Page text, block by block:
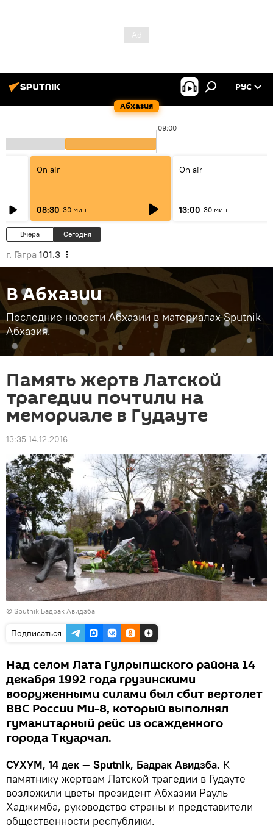
Абхазия
РУС
09:00
On air
08:30 30 мин
On air
13:00 30 мин
Вчера Сегодня
г. Гагра 101.3
В Абхазии
Последние новости Абхазии в материалах Sputnik
Абхазия.
Память жертв Латской
трагедии почтили на
мемориале в Гудауте
13:35 14.12.2016
© Sputnik Бадрак Авидзба
Подписаться
Над селом Лата Гулрыпшского района 14
декабря 1992 года грузинскими
вооруженными силами был сбит вертолет
ВВС России Ми-8, который выполнял
гуманитарный рейс из осажденного
города Ткуарчал.
СУХУМ, 14 дек — Sputnik, Бадрак Авидзба. К
памятнику жертвам Латской трагедии в Гудауте
возложили цветы президент Абхазии Рауль
Хаджимба, руководство страны и представители
общественности республики.